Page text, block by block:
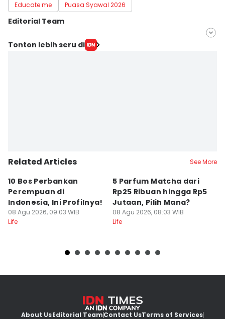
Educate me
Puasa Syawal 2026
Editorial Team
Editor
Tonton lebih seru di
Related Articles See More
10 Bos Perbankan
Perempuan di
Indonesia, Ini Profilnya!
08 Agu 2026, 09:03 WIB
Life
5 Parfum Matcha dari
Rp25 Ribuan hingga Rp5
Jutaan, Pilih Mana?
08 Agu 2026, 08:03 WIB
Life
About UsEditorial TeamContact UsTerms of Services